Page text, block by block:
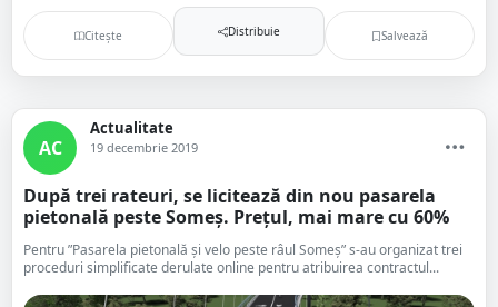
Citește Distribuie Salvează
AC
Actualitate
19 decembrie 2019
După trei rateuri, se licitează din nou pasarela
pietonală peste Someș. Prețul, mai mare cu 60%
Pentru ”Pasarela pietonală și velo peste râul Someș” s-au organizat trei
proceduri simplificate derulate online pentru atribuirea contractul...